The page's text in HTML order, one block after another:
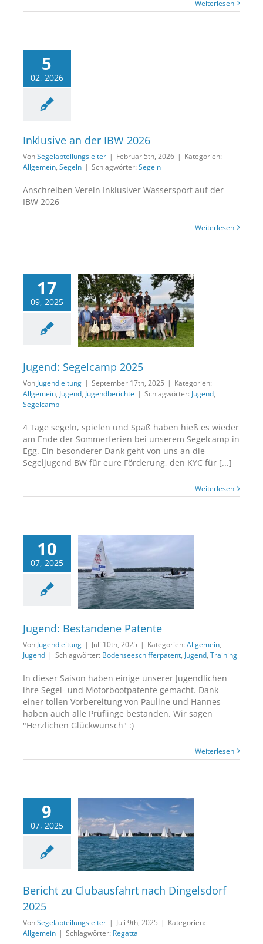
Weiterlesen
5
02, 2026
Inklusive an der IBW 2026
VonSegelabteilungsleiter | Februar 5th, 2026 | Kategorien:
Allgemein, Segeln | Schlagwörter: Segeln
Anschreiben Verein Inklusiver Wassersport auf der
IBW 2026
Weiterlesen
17
09, 2025
Segelcamp 2025
Jugend
Jugend: Segelcamp 2025
Von Jugendleitung | September 17th, 2025 | Kategorien:
Allgemein, Jugend, Jugendberichte | Schlagwörter: Jugend,
Segelcamp
4 Tage segeln, spielen und Spaß haben hieß es wieder
am Ende der Sommerferien bei unserem Segelcamp in
Egg. Ein besonderer Dank geht von uns an die
Segeljugend BW für eure Förderung, den KYC für [...]
Weiterlesen
10
07, 2025
Bestandene
Jugend
Jugend: Bestandene Patente
Von Jugendleitung | Juli 10th, 2025 | Kategorien: Allgemein,
Jugend | Schlagwörter: Bodenseeschifferpatent, Jugend, Training
In dieser Saison haben einige unserer Jugendlichen
ihre Segel- und Motorbootpatente gemacht. Dank
einer tollen Vorbereitung von Pauline und Hannes
haben auch alle Prüflinge bestanden. Wir sagen
"Herzlichen Glückwunsch" :)
Weiterlesen
9
07, 2025
zu Clubausfahrt
2025
Bericht zu Clubausfahrt nach Dingelsdorf
2025
VonSegelabteilungsleiter | Juli 9th, 2025 | Kategorien:
Allgemein | Schlagwörter: Regatta